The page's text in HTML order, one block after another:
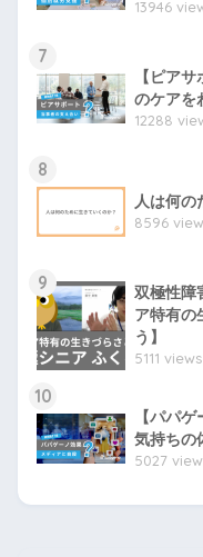
13946
7
【ピア
のケアを
12288
8
人は何の
8596
9
双極性障
ア特有の
う】
5111 views
10
【パパ
気持ちの
5027